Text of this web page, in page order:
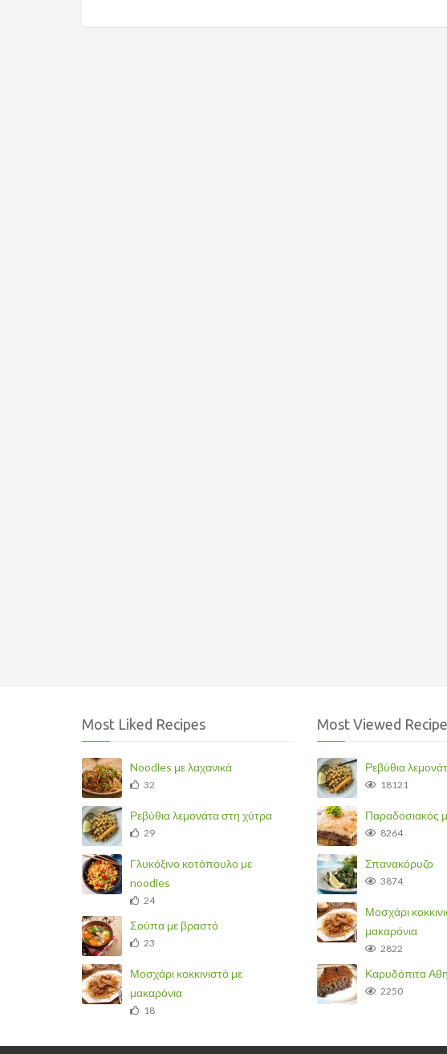
Most Liked Recipes
Noodles με λαχανικά
32
Ρεβύθια λεμονάτα στη χύτρα
29
Γλυκόξινο κοτόπουλο με
noodles
24
Σούπα με βραστό
23
Μοσχάρι κοκκινιστό με
μακαρόνια
18
Most Viewed
Ρεβύθια
18121
Παραδοσιακός
8264
Σπανακόρυζο
3874
Μοσχάρι
μακαρόνια
2822
Καρυδόπιτα
2250